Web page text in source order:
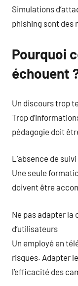
Simulations
phishing sont des
Pourquoi
échouent
Un discours trop
Trop
pédagogie doit
L’absence de
Une seule
doivent être
Ne pas adapter
d’utilisateurs
Un employé en
risques. Adapter
l’efficacité des